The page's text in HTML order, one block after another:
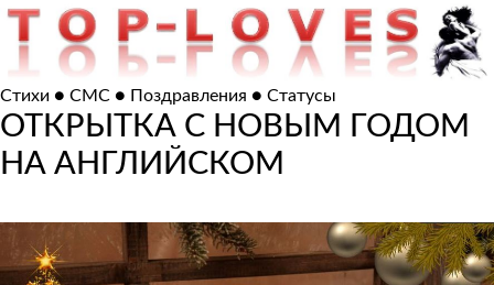
Стихи ● СМС ● Поздравления ● Статусы
ОТКРЫТКА С НОВЫМ ГОДОМ
НА АНГЛИЙСКОМ